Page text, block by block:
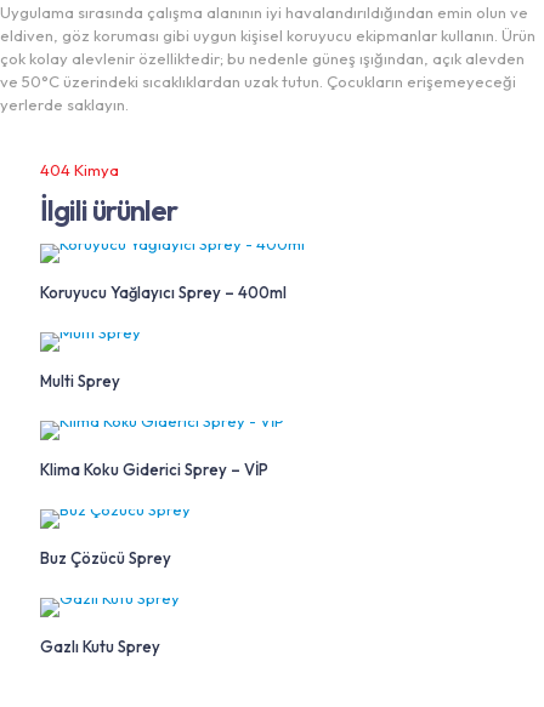
Uygulama sırasında çalışma alanının iyi havalandırıldığından emin olun ve
eldiven, göz koruması gibi uygun kişisel koruyucu ekipmanlar kullanın. Ürün
çok kolay alevlenir özelliktedir; bu nedenle güneş ışığından, açık alevden
ve 50°C üzerindeki sıcaklıklardan uzak tutun. Çocukların erişemeyeceği
yerlerde saklayın.
404 Kimya
İlgili ürünler
Koruyucu Yağlayıcı Sprey – 400ml
Multi Sprey
Klima Koku Giderici Sprey – VİP
Buz Çözücü Sprey
Gazlı Kutu Sprey